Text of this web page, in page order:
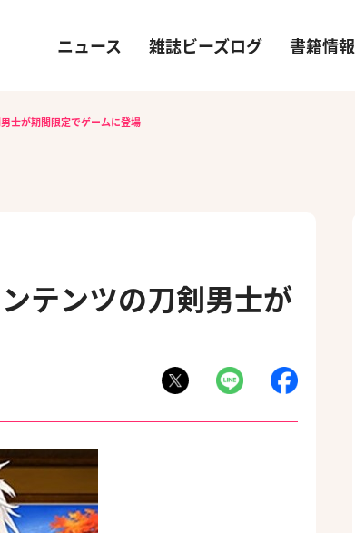
ニュース 雑誌ビーズログ 書籍情報
士が期間限定でゲームに登場
テンツの刀剣男士が